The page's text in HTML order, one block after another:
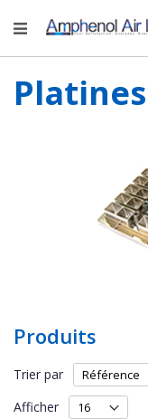
Produits
Trier par
Afficher